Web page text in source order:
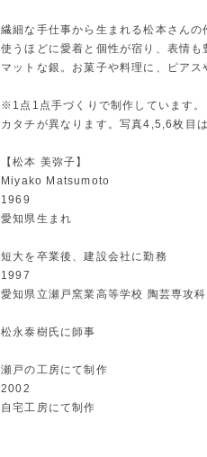
繊細な手仕事から生まれる松本さんの
使うほどに愛着と個性が宿り、表情も
マットな銀。お菓子や料理に、ピアス
※1点1点手づくりで制作しています
カタチが異なります。写真4,5,6枚目
【松本 美弥子】
Miyako Matsumoto
1969
愛知県生まれ
短大を卒業後、建設会社に勤務
1997
愛知県立瀬戸窯業高等学校 陶芸専攻科
松永泰樹氏に師事
瀬戸の工房にて制作
2002
自宅工房にて制作